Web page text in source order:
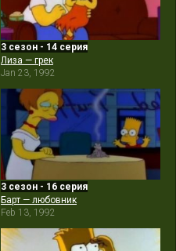
3 сезон - 14 серия
Лиза — грек
Jan 23, 1992
3 сезон - 16 серия
Барт — любовник
Feb 13, 1992